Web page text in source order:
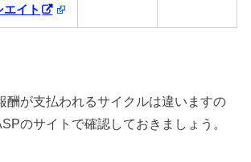
エイト
酬が支払われるサイクルは違いますの
のサイトで確認しておきましょう。